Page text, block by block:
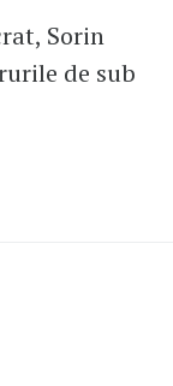
Sorin
de sub